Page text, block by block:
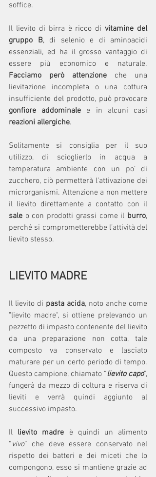
soffice.
Il lievito di birra è ricco di vitamine del
gruppo B, di selenio e di aminoacidi
essenziali, ed ha il grosso vantaggio di
Facciamo però attenzione che una
lievitazione incompleta o una cottura
gonfiore addominale
reazioni allergiche.
Solitamente si consiglia per il suo
utilizzo, di scioglierlo in acqua a
temperatura ambiente con un po’ di
zucchero, ciò permetterà l’attivazione dei
microrganismi. Attenzione a non mettere
sale o con prodotti grassi come il burro,
perché si comprometterebbe l’attività del
lievito stesso.
LIEVITO MADRE
Il lievito di pasta acida, noto anche come
"lievito madre", si ottiene prelevando un
pezzetto di impasto contenente del lievito
da una preparazione non cotta, tale
composto va conservato e lasciato
maturare per un certo periodo di tempo.
Questo campione, chiamato “lievito capo”,
fungerà da mezzo di coltura e riserva di
lieviti e verrà quindi aggiunto al
successivo impasto.
Il lievito madre è quindi un alimento
“vivo” che deve essere conservato nel
rispetto dei batteri e dei miceti che lo
compongono, esso si mantiene grazie ad